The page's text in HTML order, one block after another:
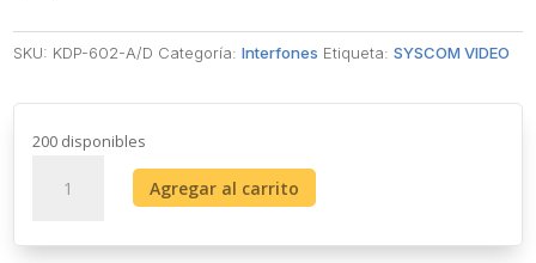
SKU: KDP-602-A/D Categoría:Interfones Etiqueta:SYSCOM VIDEO
200 disponibles
Portero
Agregar al carrito